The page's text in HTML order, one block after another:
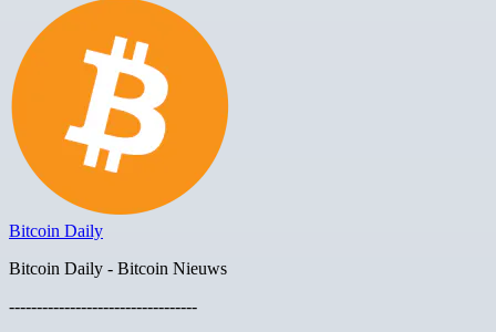
Bitcoin Daily
Bitcoin Daily - Bitcoin Nieuws
----------------------------------